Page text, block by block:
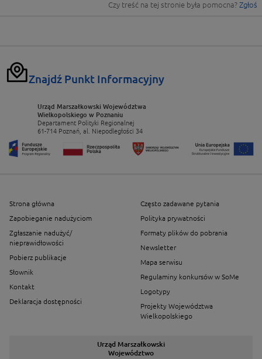
Czy treść na tej stronie była pomocna? Zgłoś
Znajdź Punkt Informacyjny
Urząd Marszałkowski Województwa
Wielkopolskiego w Poznaniu
Departament Polityki Regionalnej
61-714 Poznań, al. Niepodległości 34
Strona główna
Zapobieganie nadużyciom
Zgłaszanie nadużyć/
nieprawidłowości
Pobierz publikacje
Słownik
Kontakt
Deklaracja dostępności
Często zadawane pytania
Polityka prywatności
Formaty plików do pobrania
Newsletter
Mapa serwisu
Regulaminy konkursów w SoMe
Logotypy
Projekty Województwa
Wielkopolskiego
Urząd Marszałkowski
Województwo